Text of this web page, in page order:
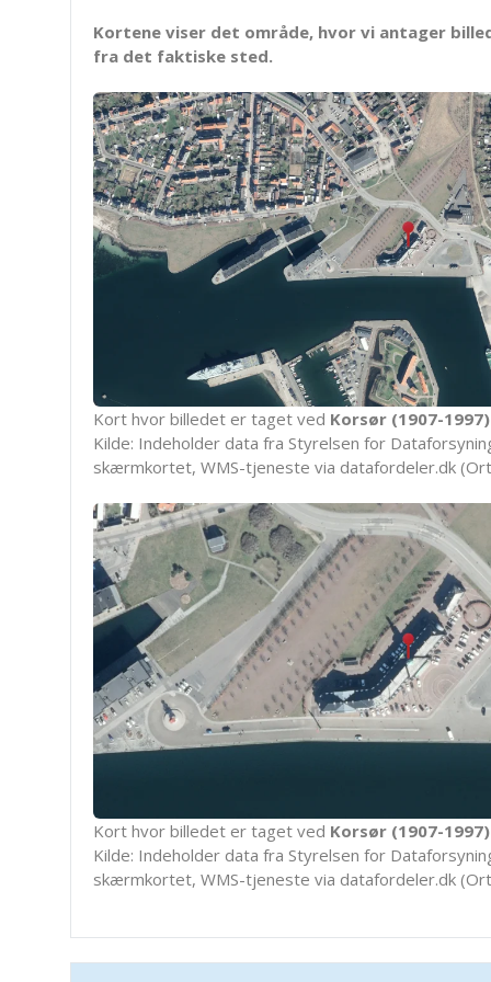
Kortene viser det område, hvor vi antager
fra det faktiske sted.
Kort hvor billedet er taget ved Korsør (1907-1997)
Kilde: Indeholder data fra Styrelsen for
skærmkortet, WMS-tjeneste via datafordeler.dk
Kort hvor billedet er taget ved Korsør (1907-1997)
Kilde: Indeholder data fra Styrelsen for
skærmkortet, WMS-tjeneste via datafordeler.dk